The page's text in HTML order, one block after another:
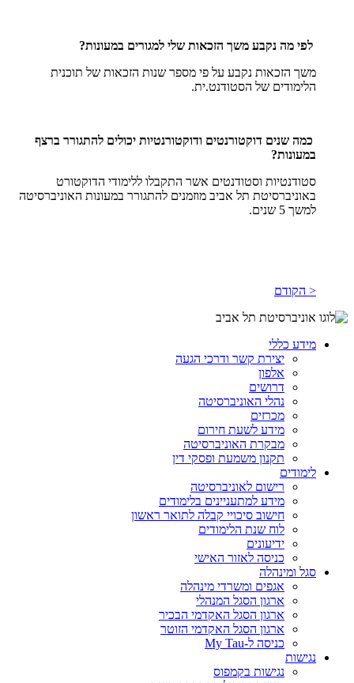
לפי מה נקבע משך הזכאות שלי למגורים במעונות?
משך הזכאות נקבע על פי מספר שנות הזכאות של תוכנית
הלימודים של הסטודנט.ית.
כמה שנים דוקטורנטים ודוקטורנטיות יכולים להתגורר ברצף
במעונות?
סטודנטיות וסטודנטים אשר התקבלו ללימודי הדוקטורט
באוניברסיטת תל אביב מוזמנים להתגורר במעונות האוניברסיטה
למשך 5 שנים.
< הקודם
מידע כללי
יצירת קשר ודרכי הגעה
אלפון
דרושים
נהלי האוניברסיטה
מכרזים
מידע לשעת חירום
מבקרת האוניברסיטה
תקנון משמעת ופסקי דין
לימודים
רישום לאוניברסיטה
מידע למתעניינים בלימודים
חישוב סיכויי קבלה לתואר ראשון
לוח שנת הלימודים
ידיעונים
כניסה לאזור האישי
סגל ומינהלה
אגפים ומשרדי מינהלה
ארגון הסגל המנהלי
ארגון הסגל האקדמי הבכיר
ארגון הסגל האקדמי הזוטר
כניסה ל-My Tau
נגישות
נגישות בקמפוס